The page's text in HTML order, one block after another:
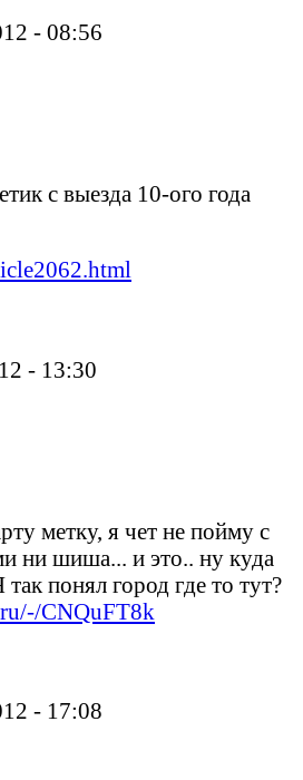
- 08:56
с выезда 10-ого года
- 13:30
метку, я чет не пойму с
ни шиша... и это.. ну куда
понял город где то тут?
CNQuFT8k
- 17:08